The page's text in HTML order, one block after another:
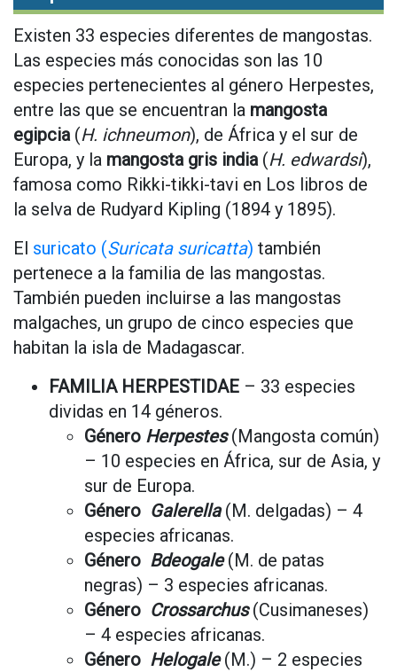
Existen 33 especies diferentes de mangostas.
Las especies más conocidas son las 10
especies pertenecientes al género Herpestes,
entre las que se encuentran la mangosta
egipcia(H. ichneumon), de África y el sur de
Europa, y la mangosta gris india(H. edwardsi),
famosa como Rikki-tikki-tavi en Los libros de
la selva de Rudyard Kipling (1894 y 1895).
El suricato (Suricata suricatta) también
pertenece a la familia de las mangostas.
También pueden incluirse a las mangostas
malgaches, un grupo de cinco especies que
habitan la isla de Madagascar.
FAMILIA HERPESTIDAE – 33 especies
dividas en 14 géneros.
Género Herpestes (Mangosta común)
– 10 especies en África, sur de Asia, y
sur de Europa.
Género Galerella (M. delgadas) – 4
especies africanas.
Género Bdeogale (M. de patas
negras) – 3 especies africanas.
Género Crossarchus (Cusimaneses)
– 4 especies africanas.
Género Helogale (M.) – 2 especies